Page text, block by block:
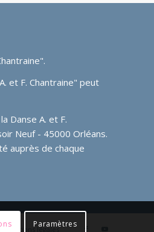
.
et F. Chantraine" peut
Danse A. et F.
Neuf - 45000 Orléans.
auprès de chaque
Mentions légales
Paramètres